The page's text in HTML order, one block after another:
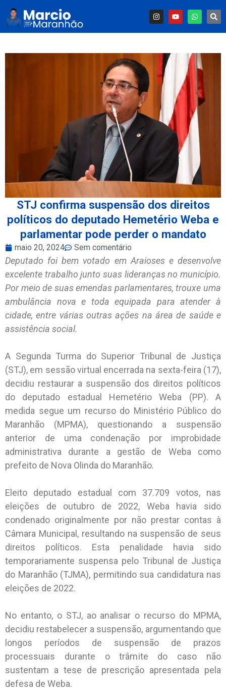
STJ confirma suspensão dos direitos
políticos do deputado Hemetério Weba e
parlamentar pode perder o mandato
maio 20, 2024 Sem comentário
Deputado foi bem votado em Araioses e desenvolve
excelente trabalho junto suas lideranças no município.
Por meio de suas emendas parlamentares, trouxe uma
ambulância nova e toda equipada para atender à
cidade, entre várias outras ações na área de saúde e
assistência social.
A Segunda Turma do Superior Tribunal de Justiça
(STJ), em sessão virtual encerrada na sexta-feira (17),
decidiu restaurar a suspensão dos direitos políticos
do deputado estadual Hemetério Weba (PP). A
medida segue um recurso do Ministério Público do
Maranhão (MPMA), questionando a suspensão
anterior de uma condenação por improbidade
administrativa durante a gestão de Weba como
prefeito de Nova Olinda do Maranhão.
Eleito deputado estadual com 37.709 votos, nas
eleições de outubro de 2022, Weba havia sido
condenado originalmente por não prestar contas à
Câmara Municipal, resultando na suspensão de seus
direitos políticos. Esta penalidade havia sido
temporariamente suspensa pelo Tribunal de Justiça
do Maranhão (TJMA), permitindo sua candidatura nas
eleições de 2022.
No entanto, o STJ, ao analisar o recurso do MPMA,
decidiu restabelecer a suspensão, argumentando que
longos períodos de suspensão de prazos
processuais durante o trâmite do caso não
sustentam a tese de prescrição apresentada pela
defesa de Weba.